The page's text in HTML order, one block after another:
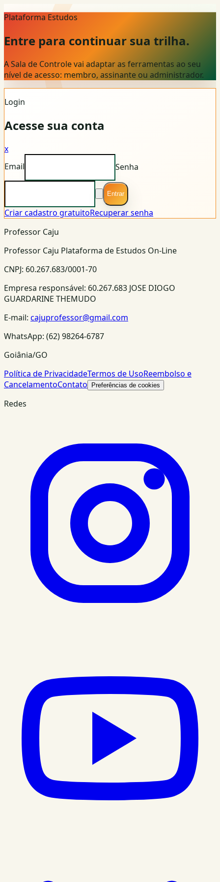
Plataforma Estudos
Entre para continuar sua trilha.
A Sala de Controle vai adaptar as ferramentas ao seu
nível de acesso: membro, assinante ou administrador.
Login
Acesse sua conta
x
Email
Senha
Entrar
Criar cadastro gratuitoRecuperar senha
Professor Caju
Professor Caju Plataforma de Estudos On-Line
CNPJ: 60.267.683/0001-70
Empresa responsável: 60.267.683 JOSE DIOGO
GUARDARINE THEMUDO
E-mail: cajuprofessor@gmail.com
WhatsApp: (62) 98264-6787
Goiânia/GO
Política de PrivacidadeTermos de UsoReembolso e
CancelamentoContato Preferências de cookies
Redes